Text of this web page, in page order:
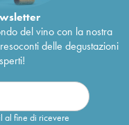
del vino con la nostra
delle degustazioni
al fine di ricevere